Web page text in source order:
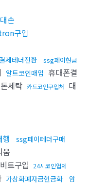
손
구입
제테더전환
ssg페이현금
알트코인매입 휴대폰결
세탁 카드코인구입처
대
행 ssg페이테더구매
움
트구입 24시코인업체
가상화폐자금현금화
암